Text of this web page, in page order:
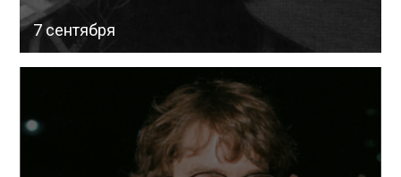
7 сентября